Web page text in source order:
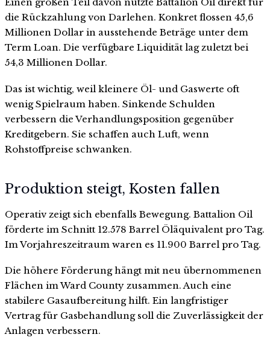
Einen großen Teil davon nutzte Battalion Oil direkt für
die Rückzahlung von Darlehen. Konkret flossen 45,6
Millionen Dollar in ausstehende Beträge unter dem
Term Loan. Die verfügbare Liquidität lag zuletzt bei
54,3 Millionen Dollar.
Das ist wichtig, weil kleinere Öl- und Gaswerte oft
wenig Spielraum haben. Sinkende Schulden
verbessern die Verhandlungsposition gegenüber
Kreditgebern. Sie schaffen auch Luft, wenn
Rohstoffpreise schwanken.
Produktion steigt, Kosten fallen
Operativ zeigt sich ebenfalls Bewegung. Battalion Oil
förderte im Schnitt 12.578 Barrel Öläquivalent pro Tag.
Im Vorjahreszeitraum waren es 11.900 Barrel pro Tag.
Die höhere Förderung hängt mit neu übernommenen
Flächen im Ward County zusammen. Auch eine
stabilere Gasaufbereitung hilft. Ein langfristiger
Vertrag für Gasbehandlung soll die Zuverlässigkeit der
Anlagen verbessern.